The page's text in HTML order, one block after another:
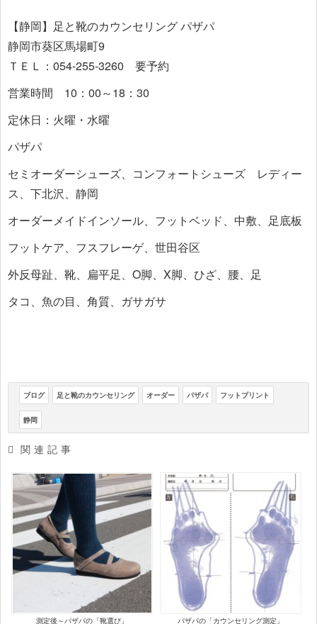
【静岡】足と靴のカウンセリング パザパ
静岡市葵区馬場町9
ＴＥＬ：054-255-3260 要予約
営業時間 10：00～18：30
定休日：火曜・水曜
パザパ
セミオーダーシューズ、コンフォートシューズ レディー
ス、下北沢、静岡
オーダーメイドインソール、フットベッド、中敷、足底板
フットケア、フスフレーゲ、世田谷区
外反母趾、靴、扁平足、O脚、X脚、ひざ、腰、足
タコ、魚の目、角質、ガサガサ
ブログ 足と靴のカウンセリング オーダー パザパ フットプリント
静岡
関連記事
測定後～パザパの「靴選び」 パザパの「カウンセリング測定」